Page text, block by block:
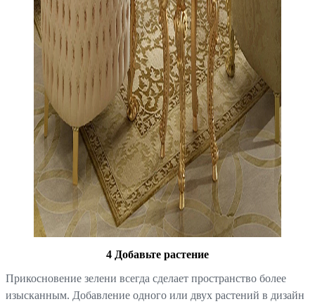
4 Добавьте растение
Прикосновение зелени всегда сделает пространство более
изысканным. Добавление одного или двух растений в дизайн